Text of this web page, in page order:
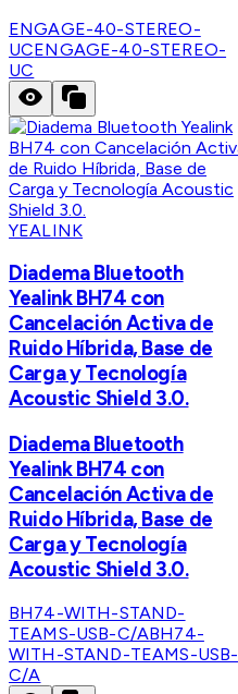
ENGAGE-40-STEREO-
UCENGAGE-40-STEREO-
UC
YEALINK
Diadema Bluetooth
Yealink BH74 con
Cancelación Activa de
Ruido Híbrida, Base de
Carga y Tecnología
Acoustic Shield 3.0.
Diadema Bluetooth
Yealink BH74 con
Cancelación Activa de
Ruido Híbrida, Base de
Carga y Tecnología
Acoustic Shield 3.0.
BH74-WITH-STAND-
TEAMS-USB-C/ABH74-
WITH-STAND-TEAMS-USB-
C/A